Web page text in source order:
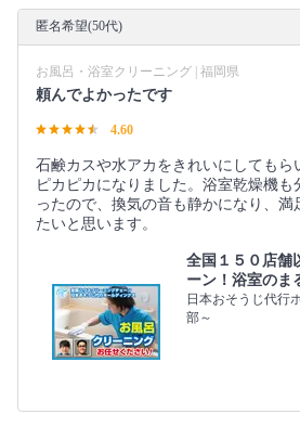
匿名希望(50代)
お風呂・浴室クリーニング | 福岡県
頼んでよかったです
4.60
石鹸カスや水アカをきれいにしてもら
ピカピカになりました。浴室乾燥機も
ったので、換気の音も静かになり、満
たいと思います。
全国１５０店舗
ーン！浴室のま
日本おそうじ代行
部～